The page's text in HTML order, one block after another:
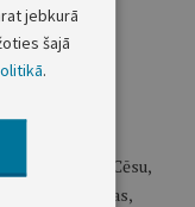
novadi –
Aizkraukles,
– Alūksnes, Cēsu,
Valmieras,
jebkurā
šajā
.